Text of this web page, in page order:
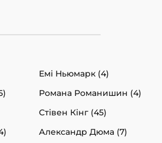
Емі Ньюмарк (4)
Романа Романишин (4)
Стівен Кінг (45)
Александр Дюма (7)